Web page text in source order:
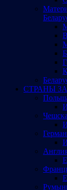
СТРАНЫ